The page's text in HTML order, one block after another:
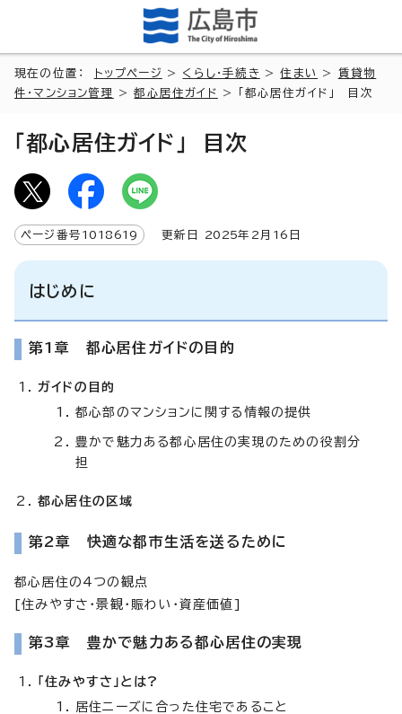
現在の位置： トップページ > くらし・手続き >住まい > 賃貸物
件・マンション管理
>都心居住ガイド > 「都心居住ガイド」 目次
「都心居住ガイド」 目次
ページ番号 1018619 更新日 2025年2月 16 日
はじめに
第1章 都心居住ガイドの目的
ガイドの目的
都心部のマンションに関する情報の提供
豊かで魅力ある都心居住の実現のための役割分
担
都心居住の区域
第2章 快適な都市生活を送るために
都心居住の4つの観点
[住みやすさ・景観・賑わい・資産価値]
第3章 豊かで魅力ある都心居住の実現
「住みやすさ」とは?
居住ニーズに合った住宅であること